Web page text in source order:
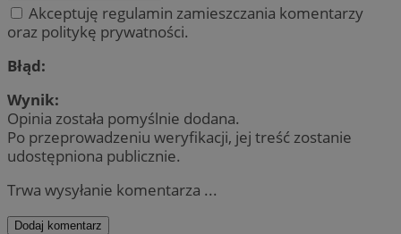
Akceptuję regulamin zamieszczania komentarzy
oraz politykę prywatności.
Błąd:
Wynik:
Opinia została pomyślnie dodana.
Po przeprowadzeniu weryfikacji, jej treść zostanie
udostępniona publicznie.
Trwa wysyłanie komentarza ...
Dodaj komentarz